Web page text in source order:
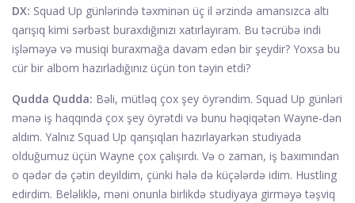
DX: Squad Up günlərində təxminən üç il ərzində amansızca altı
qarışıq kimi sərbəst buraxdığınızı xatırlayıram. Bu təcrübə indi
işləməyə və musiqi buraxmağa davam edən bir şeydir? Yoxsa bu
cür bir albom hazırladığınız üçün ton təyin etdi?
Qudda Qudda: Bəli, mütləq çox şey öyrəndim. Squad Up günləri
mənə iş haqqında çox şey öyrətdi və bunu həqiqətən Wayne-dən
aldım. Yalnız Squad Up qarışıqları hazırlayarkən studiyada
olduğumuz üçün Wayne çox çalışırdı. Və o zaman, iş baxımından
o qədər də çətin deyildim, çünki hələ də küçələrdə idim. Hustling
edirdim. Beləliklə, məni onunla birlikdə studiyaya girməyə təşviq